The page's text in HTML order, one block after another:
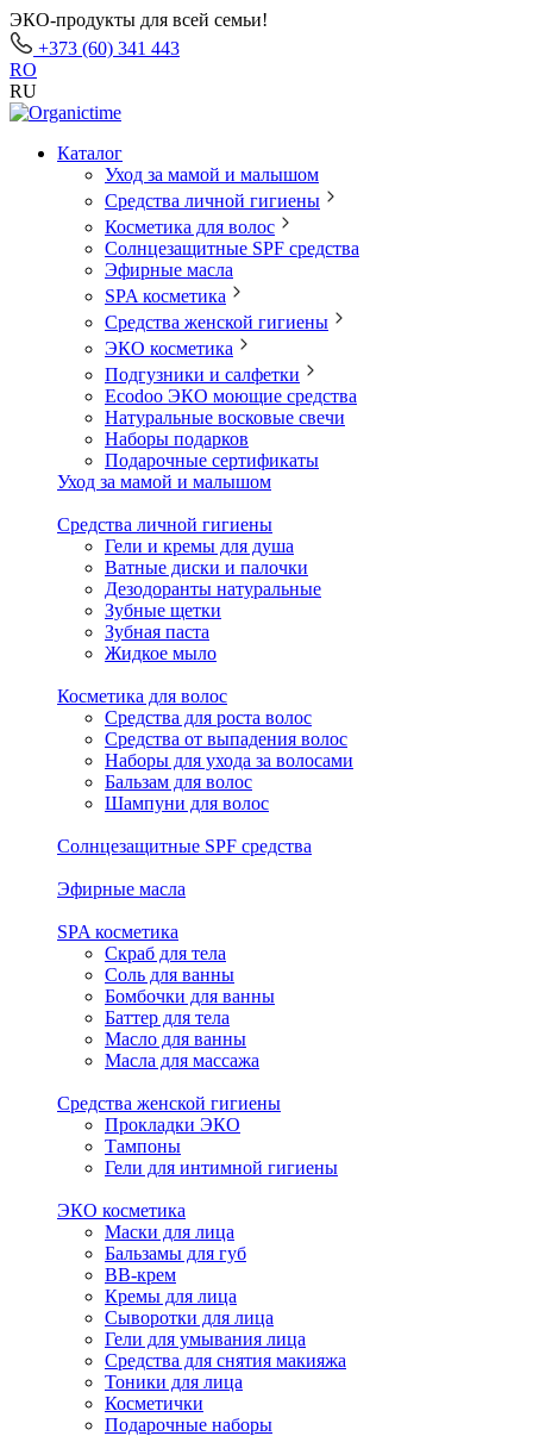
ЭКО-продукты для всей семьи!
+373 (60) 341 443
RO
RU
Каталог
Уход за мамой и малышом
Средства личной гигиены
Косметика для волос
Солнцезащитные SPF средства
Эфирные масла
SPA косметика
Средства женской гигиены
ЭКО косметика
Подгузники и салфетки
Ecodoo ЭКО моющие средства
Натуральные восковые свечи
Наборы подарков
Подарочные сертификаты
Уход за мамой и малышом
Средства личной гигиены
Гели и кремы для душа
Ватные диски и палочки
Дезодоранты натуральные
Зубные щетки
Зубная паста
Жидкое мыло
Косметика для волос
Средства для роста волос
Средства от выпадения волос
Наборы для ухода за волосами
Бальзам для волос
Шампуни для волос
Солнцезащитные SPF средства
Эфирные масла
SPA косметика
Скраб для тела
Соль для ванны
Бомбочки для ванны
Баттер для тела
Масло для ванны
Масла для массажа
Средства женской гигиены
Прокладки ЭКО
Тампоны
Гели для интимной гигиены
ЭКО косметика
Маски для лица
Бальзамы для губ
BB-крем
Кремы для лица
Сыворотки для лица
Гели для умывания лица
Средства для снятия макияжа
Тоники для лица
Косметички
Подарочные наборы